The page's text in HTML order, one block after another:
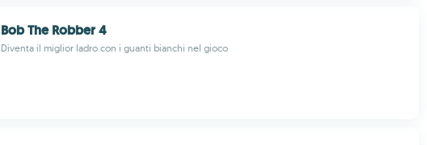
Bob The Robber 4
Diventa il miglior ladro con i guanti bianchi nel gioco